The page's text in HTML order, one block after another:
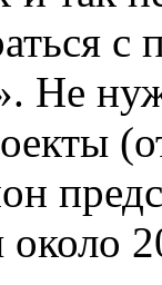
с
Не
около